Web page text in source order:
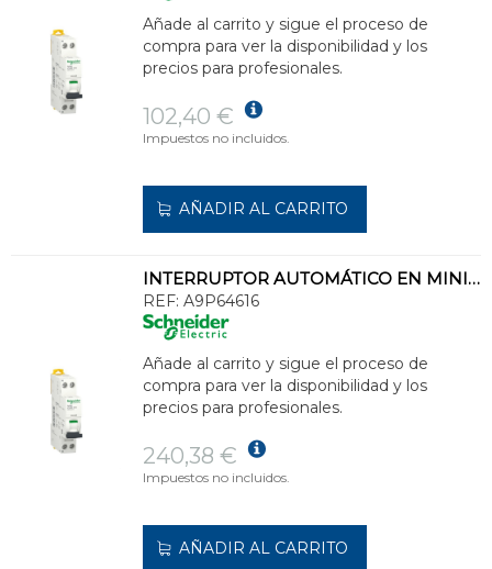
Añade al carrito y sigue el proceso de
compra para ver la disponibilidad y los
precios para profesionales.
102,40 €
Impuestos no incluidos.
AÑADIR AL CARRITO
INTERRUPTOR AUTOMÁTICO EN MINIATURA ACTI 9 IC40N 1PN D 16A 6000A/10kA
REF: A9P64616
Añade al carrito y sigue el proceso de
compra para ver la disponibilidad y los
precios para profesionales.
240,38 €
Impuestos no incluidos.
AÑADIR AL CARRITO